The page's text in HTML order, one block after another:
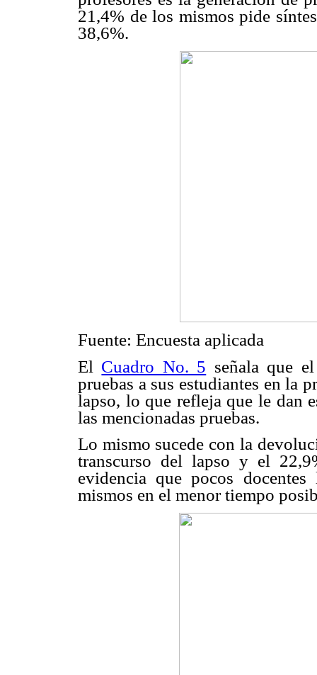
21,4% de los mismos pide
38,6%.
Fuente: Encuesta aplicada
El Cuadro No. 5 señala que
pruebas a sus estudiantes en la
lapso, lo que refleja que le dan
las mencionadas pruebas.
Lo mismo sucede con la
transcurso del lapso y el
evidencia que pocos
mismos en el menor tiempo